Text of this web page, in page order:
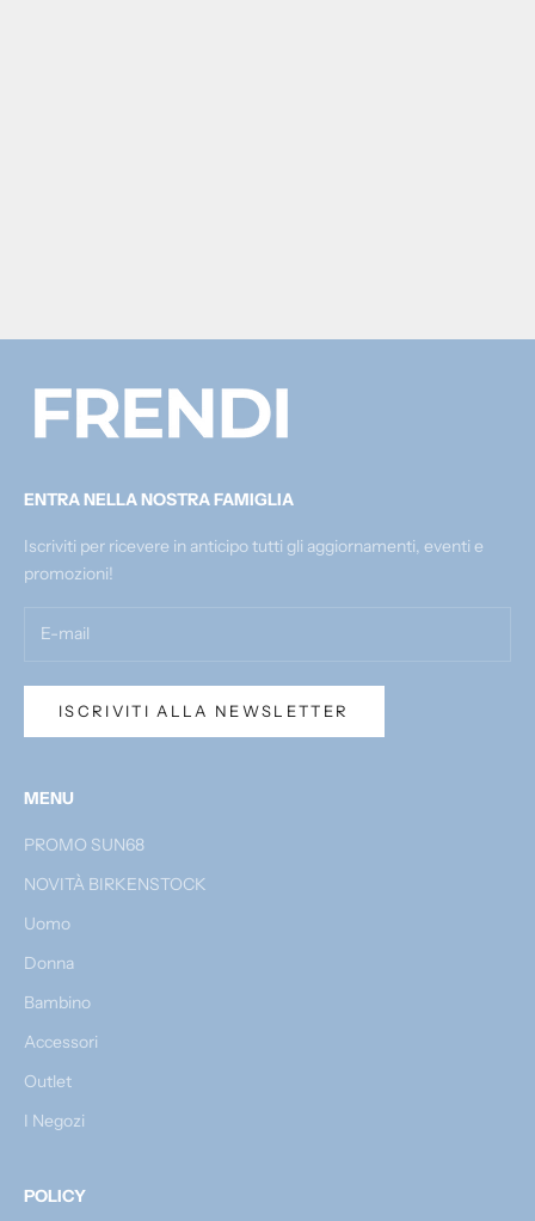
ENTRA NELLA NOSTRA FAMIGLIA
Iscriviti per ricevere in anticipo tutti gli aggiornamenti, eventi e
promozioni!
ISCRIVITI ALLA NEWSLETTER
MENU
PROMO SUN68
NOVITÀ BIRKENSTOCK
Uomo
Donna
Bambino
Accessori
Outlet
I Negozi
POLICY